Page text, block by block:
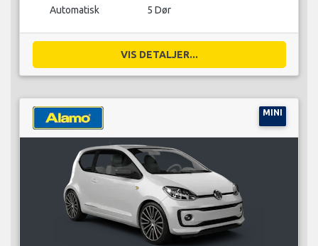
Automatisk 5 Dør
VIS DETALJER...
MINI